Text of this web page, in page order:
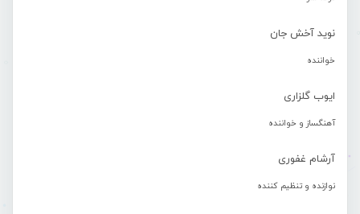
نوید آخش جان
خواننده
ایوب گلزاری
آهنگساز و خواننده
آرشام غفوری
نوازنده و تنظیم کننده